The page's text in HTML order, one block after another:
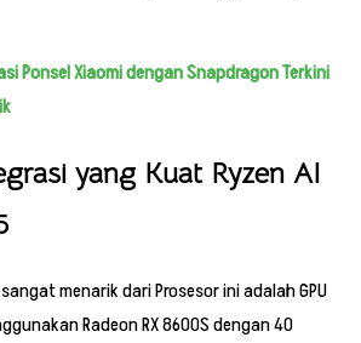
Ponsel Xiaomi dengan Snapdragon Terkini
yang Kuat Ryzen AI
menarik dari Prosesor ini adalah GPU
Radeon RX 8600S dengan 40